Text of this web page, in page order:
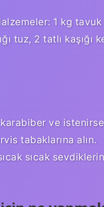
1 kg tavuk
tuz, 2 tatlı kaşığı
ve
tabaklarına alın.
sıcak